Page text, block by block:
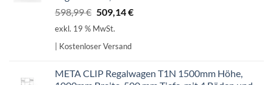
598,99€ Ursprünglicher
Preis
598,99 €
509,14€Aktueller
exkl. 19 % MwSt.
| Kostenloser Versand
META CLIP Regalwagen T1N 1500mm Höhe,